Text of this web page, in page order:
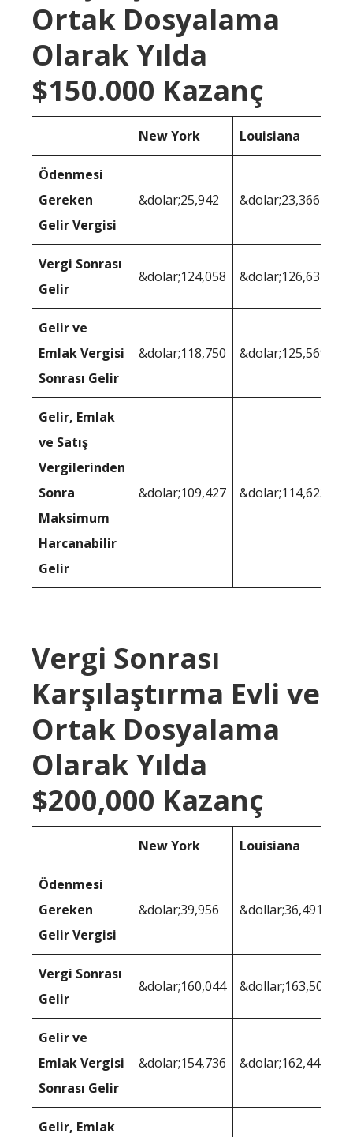
Ortak Dosyalama
Olarak Yılda
$150.000 Kazanç
New York Louisiana
Ödenmesi
Gereken
Gelir Vergisi
&dolar;25,942 &dolar;23,366
Vergi Sonrası
Gelir
&dolar;124,058 &dolar;126,634
Gelir ve
Emlak Vergisi
Sonrası Gelir
&dolar;118,750 &dolar;125,569
Gelir, Emlak
ve Satış
Vergilerinden
Sonra
Maksimum
Harcanabilir
Gelir
&dolar;109,427 &dolar;114,623
Vergi Sonrası
Karşılaştırma Evli ve
Ortak Dosyalama
Olarak Yılda
$200,000 Kazanç
New York Louisiana
Ödenmesi
Gereken
Gelir Vergisi
&dolar;39,956 &dollar;36,491
Vergi Sonrası
Gelir
&dolar;160,044 &dollar;163,509
Gelir ve
Emlak Vergisi
Sonrası Gelir
&dolar;154,736 &dolar;162,444
Gelir, Emlak